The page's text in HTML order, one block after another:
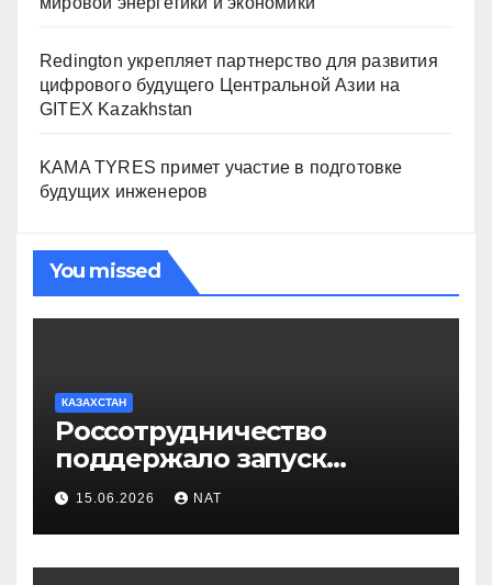
Redington укрепляет партнерство для развития
цифрового будущего Центральной Азии на
GITEX Kazakhstan
KAMA TYRES примет участие в подготовке
будущих инженеров
You missed
КАЗАХСТАН
Россотрудничество
поддержало запуск
инклюзивного таксопарка в
Западно-Казахстанской
области
15.06.2026 NAT